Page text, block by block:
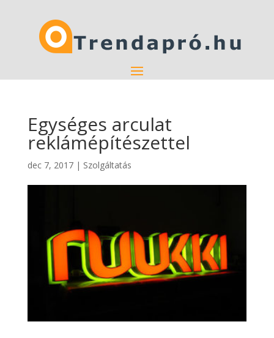
Egységes arculat
reklámépítészettel
dec 7, 2017| Szolgáltatás